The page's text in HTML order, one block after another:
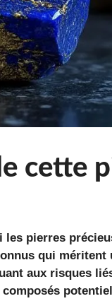
cette
pierres
qui
aux risques